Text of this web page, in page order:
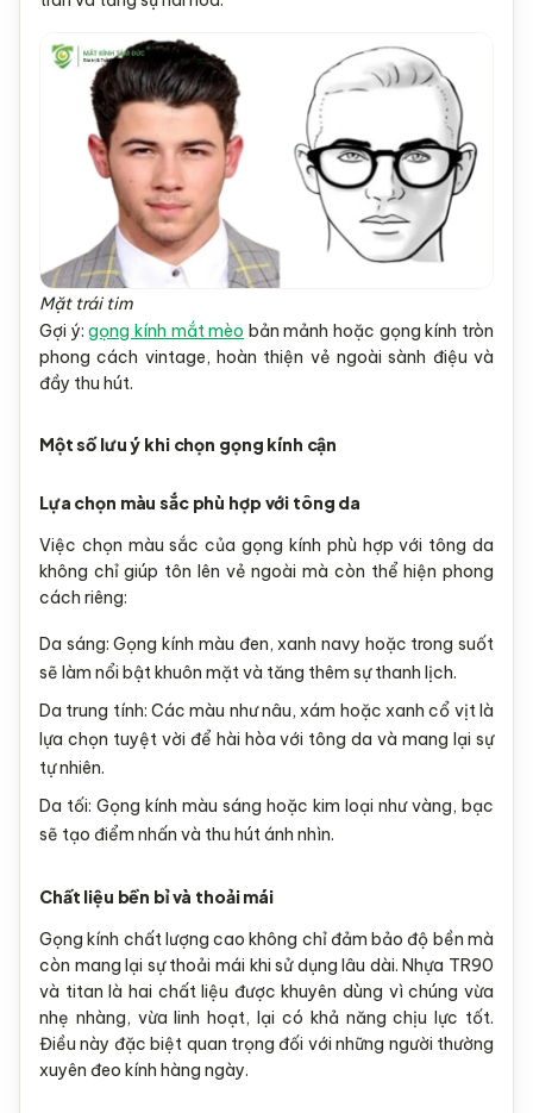
Mặt trái tim
Gợi ý:gọng kính mắt mèo bản mảnh hoặc gọng kính tròn
phong cách vintage, hoàn thiện vẻ ngoài sành điệu và
đầy thu hút.
Một số lưu ý khi chọn gọng kính cận
Lựa chọn màu sắc phù hợp với tông da
Việc chọn màu sắc của gọng kính phù hợp với tông da
không chỉ giúp tôn lên vẻ ngoài mà còn thể hiện phong
cách riêng:
Da sáng: Gọng kính màu đen, xanh navy hoặc trong suốt
sẽ làm nổi bật khuôn mặt và tăng thêm sự thanh lịch.
Da trung tính: Các màu như nâu, xám hoặc xanh cổ vịt là
lựa chọn tuyệt vời để hài hòa với tông da và mang lại sự
tự nhiên.
Da tối: Gọng kính màu sáng hoặc kim loại như vàng, bạc
sẽ tạo điểm nhấn và thu hút ánh nhìn.
Chất liệu bền bỉ và thoải mái
Gọng kính chất lượng cao không chỉ đảm bảo độ bền mà
còn mang lại sự thoải mái khi sử dụng lâu dài. Nhựa TR90
và titan là hai chất liệu được khuyên dùng vì chúng vừa
nhẹ nhàng, vừa linh hoạt, lại có khả năng chịu lực tốt.
Điều này đặc biệt quan trọng đối với những người thường
xuyên đeo kính hàng ngày.